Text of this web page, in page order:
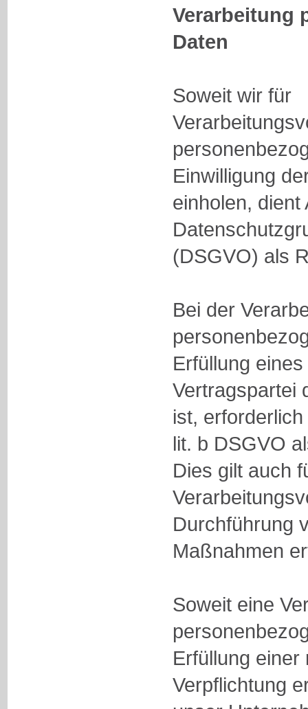
Verarbeitung
Daten
Soweit wir für
Einwilligung
einholen, dient
(DSGVO) als
Bei der
Erfüllung
Vertragspartei
ist,
lit. b DSGVO
Dies gilt auch
Durchführung
Maßnahmen
Soweit eine
Erfüllung einer
Verpflichtung